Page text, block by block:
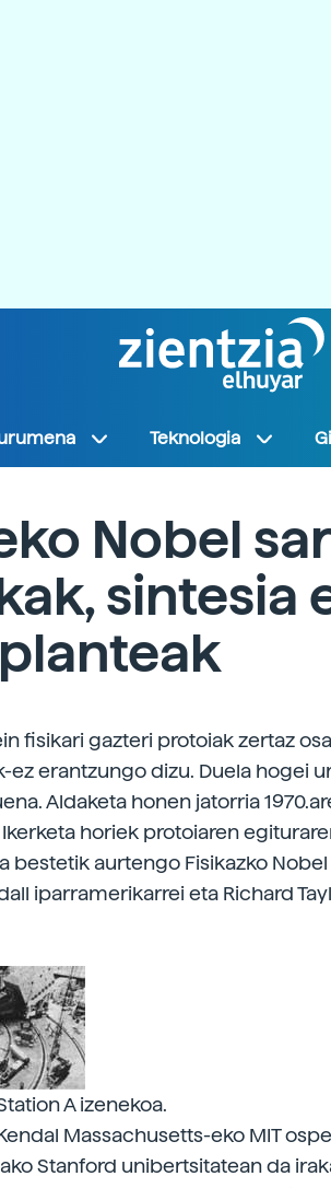
Teknologia
Nobel
sintesia
fisikari gazteri protoiak zertaz
ez erantzungo dizu. Duela hogei
Aldaketa honen jatorria
horiek protoiaren
bestetik aurtengo Fisikazko
iparramerikarrei eta Richard
A izenekoa.
Massachusetts-eko MIT
Stanford unibertsitatean da